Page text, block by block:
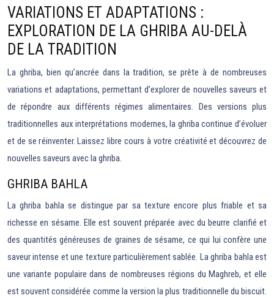
VARIATIONS ET ADAPTATIONS :
EXPLORATION DE LA GHRIBA AU-DELÀ
DE LA TRADITION
La ghriba, bien qu’ancrée dans la tradition, se prête à de nombreuses
variations et adaptations, permettant d’explorer de nouvelles saveurs et
de répondre aux différents régimes alimentaires. Des versions plus
traditionnelles aux interprétations modernes, la ghriba continue d’évoluer
et de se réinventer. Laissez libre cours à votre créativité et découvrez de
nouvelles saveurs avec la ghriba.
GHRIBA BAHLA
La ghriba bahla se distingue par sa texture encore plus friable et sa
richesse en sésame. Elle est souvent préparée avec du beurre clarifié et
des quantités généreuses de graines de sésame, ce qui lui confère une
saveur intense et une texture particulièrement sablée. La ghriba bahla est
une variante populaire dans de nombreuses régions du Maghreb, et elle
est souvent considérée comme la version la plus traditionnelle du biscuit.